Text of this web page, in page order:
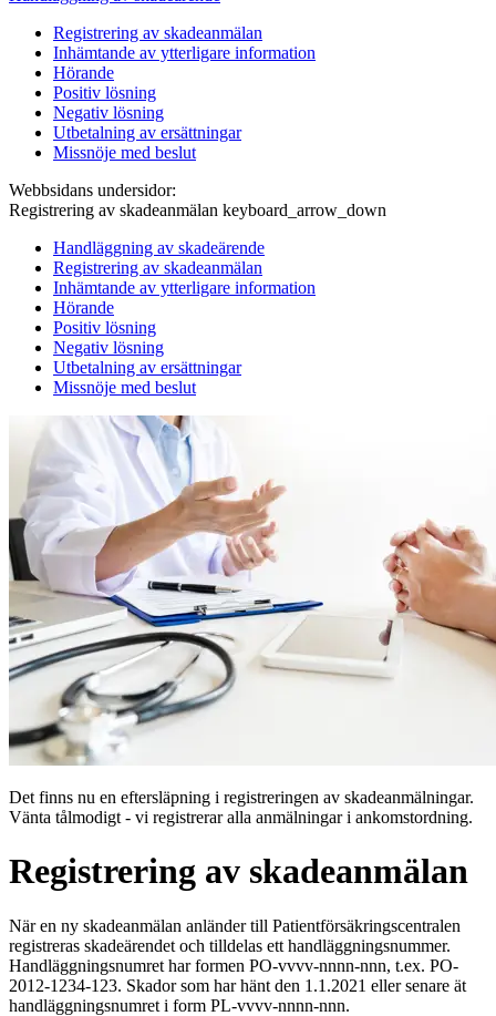
Registrering av skadeanmälan
Inhämtande av ytterligare information
Hörande
Positiv lösning
Negativ lösning
Utbetalning av ersättningar
Missnöje med beslut
Webbsidans undersidor:
Registrering av skadeanmälan keyboard_arrow_down
Handläggning av skadeärende
Registrering av skadeanmälan
Inhämtande av ytterligare information
Hörande
Positiv lösning
Negativ lösning
Utbetalning av ersättningar
Missnöje med beslut
Det finns nu en eftersläpning i registreringen av skadeanmälningar.
Vänta tålmodigt - vi registrerar alla anmälningar i ankomstordning.
Registrering av skadeanmälan
När en ny skadeanmälan anländer till Patientförsäkringscentralen
registreras skadeärendet och tilldelas ett handläggningsnummer.
Handläggningsnumret har formen PO-vvvv-nnnn-nnn, t.ex. PO-
2012-1234-123. Skador som har hänt den 1.1.2021 eller senare ät
handläggningsnumret i form PL-vvvv-nnnn-nnn.